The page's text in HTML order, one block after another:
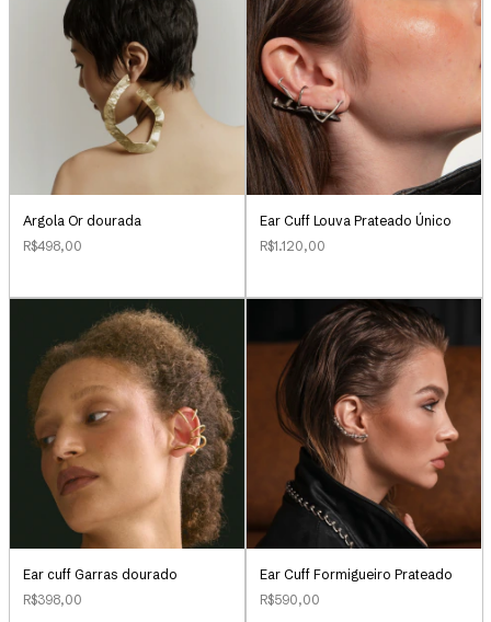
Argola Or dourada
R$498,00
Ear Cuff Louva Prateado Único
R$1.120,00
Ear cuff Garras dourado
R$398,00
Ear Cuff Formigueiro Prateado
R$590,00